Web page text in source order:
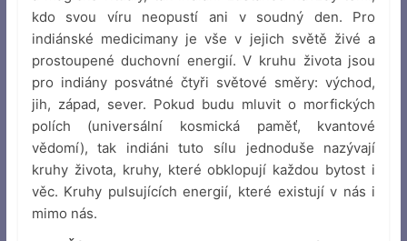
kdo svou víru neopustí ani v soudný den. Pro
indiánské medicimany je vše v jejich světě živé a
prostoupené duchovní energií. V kruhu života jsou
pro indiány posvátné čtyři světové směry: východ,
jih, západ, sever. Pokud budu mluvit o morfických
polích (universální kosmická paměť, kvantové
vědomí), tak indiáni tuto sílu jednoduše nazývají
kruhy života, kruhy, které obklopují každou bytost i
věc. Kruhy pulsujících energií, které existují v nás i
mimo nás.